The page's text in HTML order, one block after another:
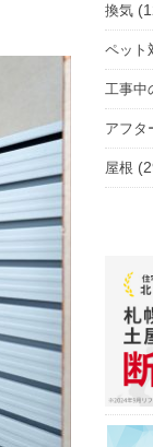
換気
ペット
工事中
アフタ
屋根